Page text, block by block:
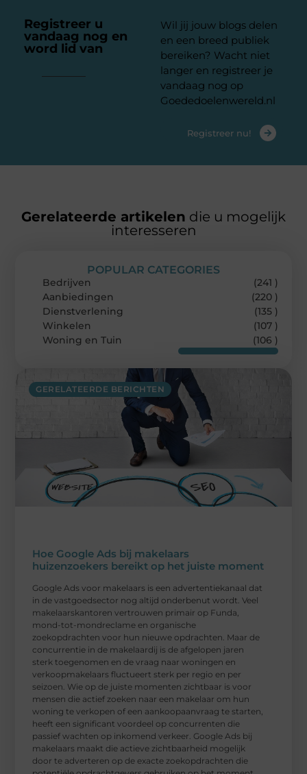
Registreer u
vandaag nog en
word lid van
Wil jij jouw blogs delen
en een breed publiek
bereiken? Wacht niet
langer en registreer je
vandaag nog op
Goededoelenwereld.nl
Registreer nu!
Gerelateerde artikelen die u mogelijk
interesseren
GERELATEERDE BERICHTEN
Hoe Google Ads bij makelaars
huizenzoekers bereikt op het juiste moment
Google Ads voor makelaars is een advertentiekanaal dat
in de vastgoedsector nog altijd onderbenut wordt. Veel
makelaarskantoren vertrouwen primair op Funda,
mond-tot-mondreclame en organische
zoekopdrachten voor hun nieuwe opdrachten. Maar de
concurrentie in de makelaardij is de afgelopen jaren
sterk toegenomen en de vraag naar woningen en
verkoopmakelaars fluctueert sterk per regio en per
seizoen. Wie op de juiste momenten zichtbaar is voor
mensen die actief zoeken naar een makelaar om hun
woning te verkopen of een aankoopaanvraag te starten,
heeft een significant voordeel op concurrenten die
passief wachten op inkomend verkeer. Google Ads bij
makelaars maakt die actieve zichtbaarheid mogelijk
door te adverteren op de exacte zoekopdrachten die
POPULAR CATEGORIES
Bedrijven
(241 )
Aanbiedingen
(220 )
Dienstverlening
(135 )
Winkelen
(107 )
Woning en Tuin
(106 )